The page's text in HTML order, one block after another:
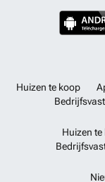
Huizen te koop
Huizen te